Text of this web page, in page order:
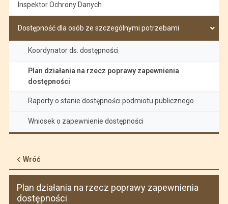
Inspektor Ochrony Danych
Dostępność dla osób ze szczególnymi potrzebami
Koordynator ds. dostępności
Plan działania na rzecz poprawy zapewnienia
dostępności
Raporty o stanie dostępności podmiotu publicznego
Wniosek o zapewnienie dostępności
Wróć
Plan działania na rzecz poprawy zapewnienia
dostępności